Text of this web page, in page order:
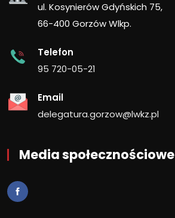
ul. Kosynierów Gdyńskich 75,
66-400 Gorzów Wlkp.
Telefon
95 720-05-21
Email
delegatura.gorzow@lwkz.pl
Media społecznościowe